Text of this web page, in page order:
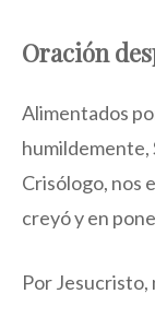
Oración
Alimentados
humildemente,
Crisólogo, nos
creyó y en
Por Jesucristo,